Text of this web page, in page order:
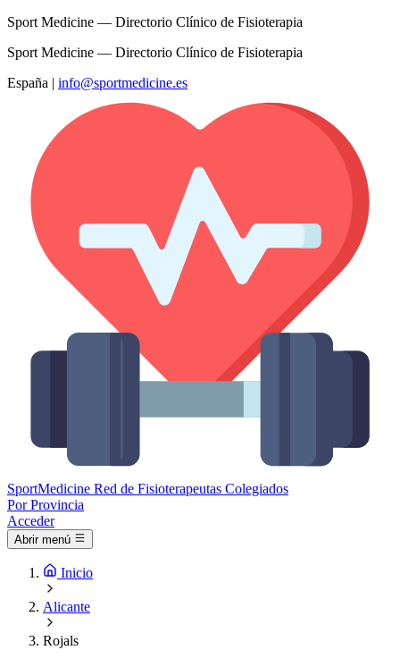
Sport Medicine — Directorio Clínico de Fisioterapia
Sport Medicine — Directorio Clínico de Fisioterapia
España | info@sportmedicine.es
SportMedicine Red de Fisioterapeutas Colegiados
Por Provincia
Acceder
Abrir menú
Inicio
Alicante
Rojals